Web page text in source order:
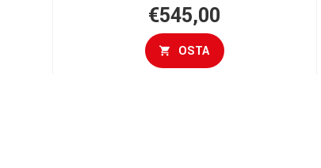
€545,00
OSTA